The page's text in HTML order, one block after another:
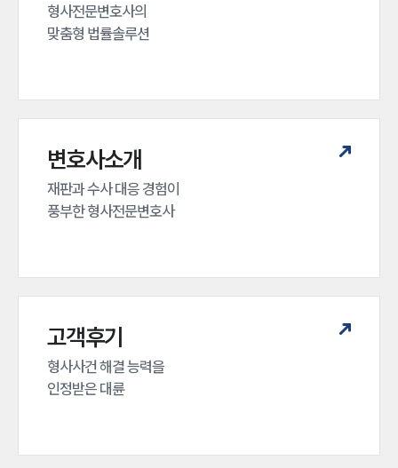
형사전문변호사의
맞춤형 법률솔루션
변호사소개
재판과 수사 대응 경험이
풍부한 형사전문변호사
고객후기
형사사건 해결 능력을
인정받은 대륜